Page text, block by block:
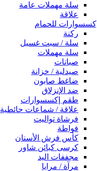
سلة مهملات عامة
علاقة
إكسسوارات للحمام
ركنة
سلة / سبت غسيل
سلة مهملات
صبانات
صيدلية / خزانة
ضاغط صابون
ضد الإنزلاق
طقم إكسسوارات
علاقة / شماعات حائطية
فرشاة تواليت
فواطة
كأس فرش الأسنان
كرسى كبائن شاور
مجففات اليد
مرآة / مرايا